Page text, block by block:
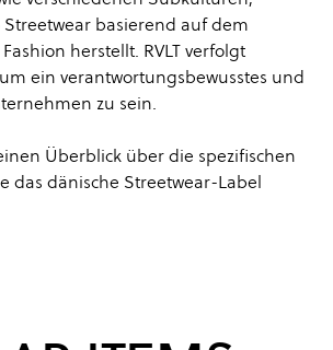
Streetwear basierend auf dem
herstellt. RVLT verfolgt
ein verantwortungsbewusstes und
zu sein.
Überblick über die spezifischen
das dänische Streetwear-Label